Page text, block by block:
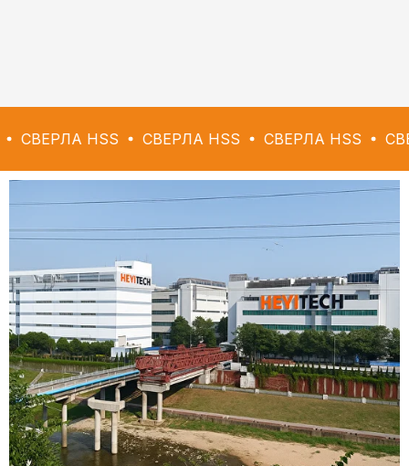
HSS СВЕРЛА HSS СВЕРЛА HSS СВЕРЛА